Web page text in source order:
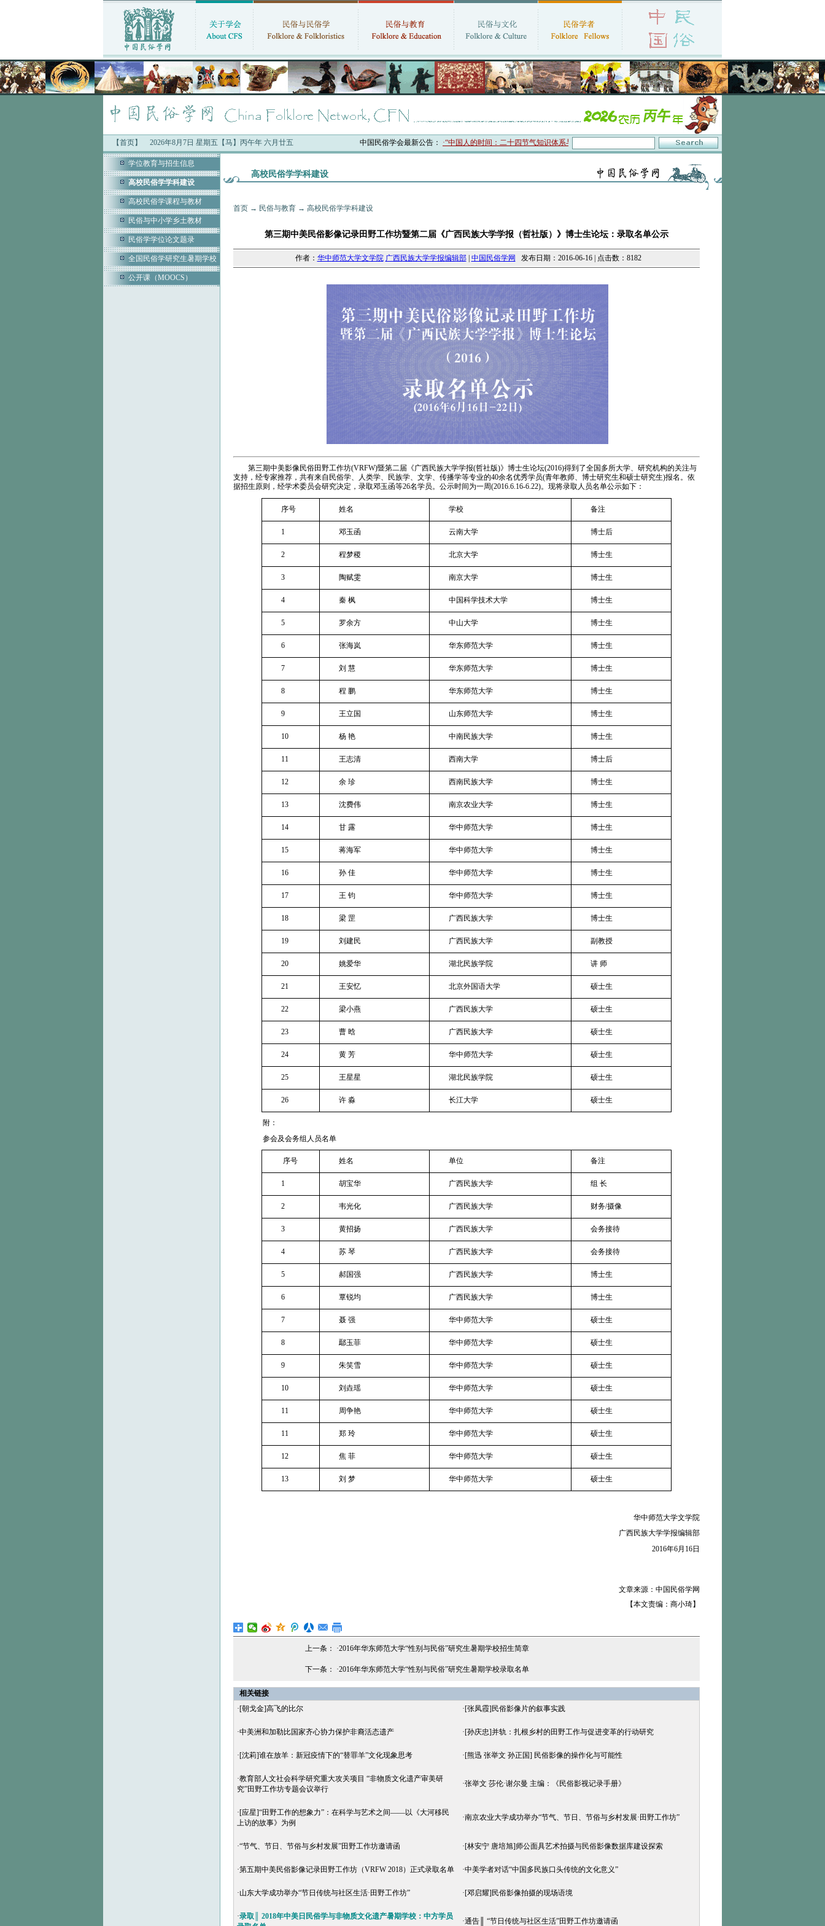
【首页】 2026年8月7日 星期五【马】丙午年 六月廿五 中国民俗学会最新公告：·“中国人的时间：二十四节气知识体系与数字叙事”研讨会在京召开 ·中国民俗学会第十一届代表大会暨2026年年会征文启事
学位教育与招生信息
高校民俗学学科建设
高校民俗学课程与教材
民俗与中小学乡土教材
民俗学学位论文题录
全国民俗学研究生暑期学校
公开课（MOOCS）
高校民俗学学科建设
首页→ 民俗与教育→ 高校民俗学学科建设
第三期中美民俗影像记录田野工作坊暨第二届《广西民族大学学报（哲社版）》博士生论坛：录取名单公示
作者： 华中师范大学文学院 广西民族大学学报编辑部| 中国民俗学网 发布日期：2016-06-16 | 点击数：8182
第三期中美影像民俗田野工作坊(VRFW)暨第二届《广西民族大学学报(哲社版)》博士生论坛(2016)得到了全国多所大学、研究机构的关注与
支持，经专家推荐，共有来自民俗学、人类学、民族学、文学、传播学等专业的40余名优秀学员(青年教师、博士研究生和硕士研究生)报名。依
据招生原则，经学术委员会研究决定，录取邓玉函等26名学员。公示时间为一周(2016.6.16-6.22)。现将录取人员名单公示如下：
序号 姓名 学校 备注
1 邓玉函 云南大学 博士后
2 程梦稷 北京大学 博士生
3 陶赋雯 南京大学 博士生
4 秦 枫 中国科学技术大学 博士生
5 罗余方 中山大学 博士生
6 张海岚 华东师范大学 博士生
7 刘 慧 华东师范大学 博士生
8 程 鹏 华东师范大学 博士生
9 王立国 山东师范大学 博士生
10 杨 艳 中南民族大学 博士生
11 王志清 西南大学 博士后
12 余 珍 西南民族大学 博士生
13 沈费伟 南京农业大学 博士生
14 甘 露 华中师范大学 博士生
15 蒋海军 华中师范大学 博士生
16 孙 佳 华中师范大学 博士生
17 王 钧 华中师范大学 博士生
18 梁 罡 广西民族大学 博士生
19 刘建民 广西民族大学 副教授
20 姚爱华 湖北民族学院 讲 师
21 王安忆 北京外国语大学 硕士生
22 梁小燕 广西民族大学 硕士生
23 曹 晗 广西民族大学 硕士生
24 黄 芳 华中师范大学 硕士生
25 王星星 湖北民族学院 硕士生
26 许 淼 长江大学 硕士生
附：
参会及会务组人员名单
序号 姓名 单位 备注
1 胡宝华 广西民族大学 组 长
2 韦光化 广西民族大学 财务/摄像
3 黄招扬 广西民族大学 会务接待
4 苏 琴 广西民族大学 会务接待
5 郝国强 广西民族大学 博士生
6 覃锐均 广西民族大学 博士生
7 聂 强 华中师范大学 硕士生
8 鄢玉菲 华中师范大学 硕士生
9 朱笑雪 华中师范大学 硕士生
10 刘垚瑶 华中师范大学 硕士生
11 周争艳 华中师范大学 硕士生
11 郑 玲 华中师范大学 硕士生
12 焦 菲 华中师范大学 硕士生
13 刘 梦 华中师范大学 硕士生
华中师范大学文学院
广西民族大学学报编辑部
2016年6月16日
文章来源：中国民俗学网
【本文责编：商小琦】
上一条： ·2016年华东师范大学“性别与民俗”研究生暑期学校招生简章
下一条： ·2016年华东师范大学“性别与民俗”研究生暑期学校录取名单
相关链接
·[朝戈金]高飞的比尔 ·[张凤霞]民俗影像片的叙事实践
·中美洲和加勒比国家齐心协力保护非裔活态遗产 ·[孙庆忠]并轨：扎根乡村的田野工作与促进变革的行动研究
·[沈莉]谁在放羊：新冠疫情下的“替罪羊”文化现象思考 ·[熊迅 张举文 孙正国] 民俗影像的操作化与可能性
·教育部人文社会科学研究重大攻关项目 “非物质文化遗产审美研
究”田野工作坊专题会议举行
·张举文 莎伦·谢尔曼 主编：《民俗影视记录手册》
·[应星]“田野工作的想象力”：在科学与艺术之间——以《大河移民
上访的故事》为例
·南京农业大学成功举办“节气、节日、节俗与乡村发展·田野工作坊”
·“节气、节日、节俗与乡村发展”田野工作坊邀请函 ·[林安宁 唐培旭]师公面具艺术拍摄与民俗影像数据库建设探索
·第五期中美民俗影像记录田野工作坊（VRFW 2018）正式录取名单 ·中美学者对话“中国多民族口头传统的文化意义”
·山东大学成功举办“节日传统与社区生活·田野工作坊” ·[邓启耀]民俗影像拍摄的现场语境
·录取║ 2018年中美日民俗学与非物质文化遗产暑期学校：中方学员
·通告║ “节日传统与社区生活”田野工作坊邀请函